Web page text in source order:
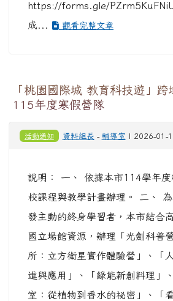
https://forms.gle/
成...
觀看完整文章
「桃園國際城 教育科技遊」
115年度寒假營隊
活動通知 資料組長 - 輔導室 | 2026-01-
說明： 一、 依據本市114學年度
校課程與教學計畫辦理。 二、
發主動的終身學習者，本市結合
國立場館資源，辦理「光劍科普
所：立方衛星實作體驗營」、「
進與應用」、「綠能新創料理」
室：從植物到香水的祕密」、「